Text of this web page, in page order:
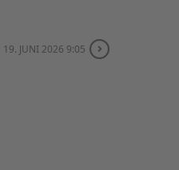
19. JUNI 2026 9:05